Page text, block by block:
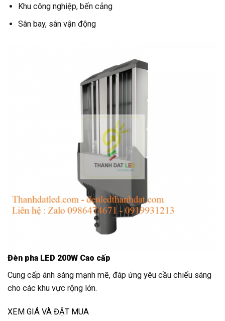
Khu công nghiệp, bến cảng
Sân bay, sân vận động
Đèn pha LED 200W Cao cấp
Cung cấp ánh sáng mạnh mẽ, đáp ứng yêu cầu chiếu sáng
cho các khu vực rộng lớn.
XEM GIÁ VÀ ĐẶT MUA